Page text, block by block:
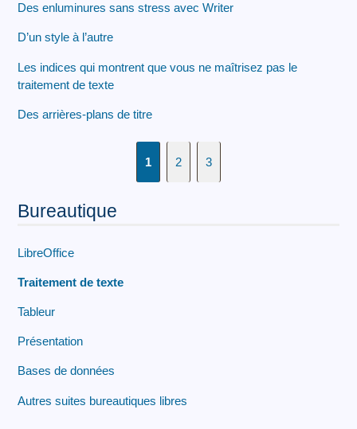
Des enluminures sans stress avec Writer
D’un style à l’autre
Les indices qui montrent que vous ne maîtrisez pas le
traitement de texte
Des arrières-plans de titre
1 2 3
Bureautique
LibreOffice
Traitement de texte
Tableur
Présentation
Bases de données
Autres suites bureautiques libres